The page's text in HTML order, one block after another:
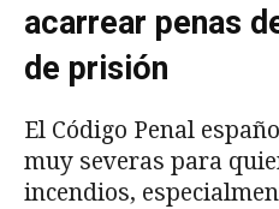
acarrear penas
de prisión
El Código Penal
muy severas para
incendios,